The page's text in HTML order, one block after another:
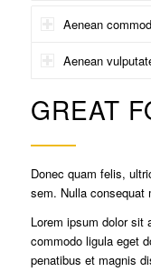
Aenean
Aenean
GREAT
Donec quam felis,
sem. Nulla consequat
Lorem ipsum dolor sit
commodo ligula eget
penatibus et magnis